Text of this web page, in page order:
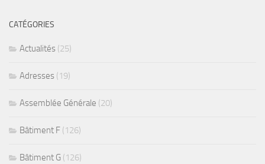
CATÉGORIES
Actualités (25)
Adresses (19)
Assemblée Générale (20)
Bâtiment F (126)
Bâtiment G (126)